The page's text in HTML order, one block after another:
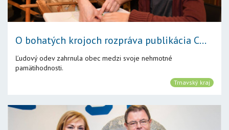
O bohatých krojoch rozpráva publikácia C...
Ľudový odev zahrnula obec medzi svoje nehmotné
pamätihodnosti.
Trnavský kraj